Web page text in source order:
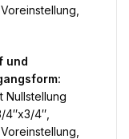
und
Nullstellung
4″,